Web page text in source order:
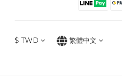
$ TWD 繁體中文